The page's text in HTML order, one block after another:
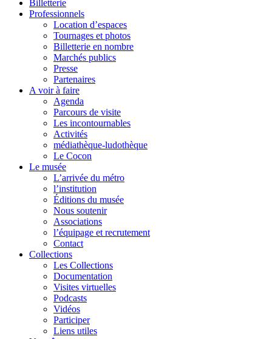
Billetterie
Professionnels
Location d’espaces
Tournages et photos
Billetterie en nombre
Marchés publics
Presse
Partenaires
A voir à faire
Agenda
Parcours de visite
Les incontournables
Activités
médiathèque-ludothèque
Le Cocon
Le musée
L’arrivée du métro
l’institution
Éditions du musée
Nous soutenir
Associations
l’équipage et recrutement
Contact
Collections
Les Collections
Documentation
Visites virtuelles
Podcasts
Vidéos
Participer
Liens utiles